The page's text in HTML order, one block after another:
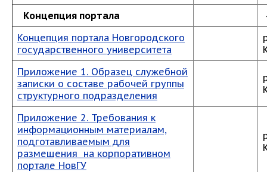
Концепция портала
Концепция портала Новгородского
государственного университета
Приложение 1. Образец служебной
записки о составе рабочей группы
структурного подразделения
Приложение 2. Требования к
информационным материалам,
подготавливаемым для
размещения на корпоративном
портале НовГУ